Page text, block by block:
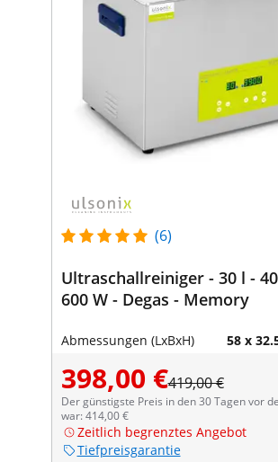
(6)
Ultraschallreiniger - 30 l -
600 W - Degas - Memory
Abmessungen (LxBxH) 58 x
398,00 €419,00 €
Der günstigste Preis in den 30 Tagen vor
war: 414,00 €
Zeitlich begrenztes Angebot
Tiefpreisgarantie